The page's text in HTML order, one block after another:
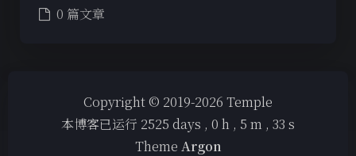
Sans Serif
0 篇文章
Copyright © 2019-2026 Temple
本博客已运行 2525 days , 0 h , 5 m , 33 s
Theme Argon